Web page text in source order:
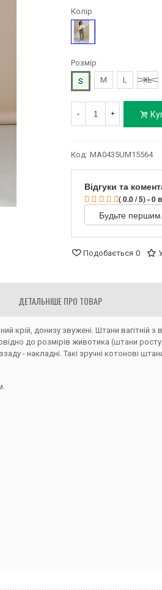
Колір
Зелений
Розмір
S
M L XL
- +
Код: MA0435UM15564
Відгуки та
( 0.0 / 5) - 0
Будьте першим,
Подобається 0
ДЕТАЛЬНІШЕ ПРО ТОВАР
крій, донизу звужені. Штани
до розмірів животика (штани
- накладні. Такі зручні котонові